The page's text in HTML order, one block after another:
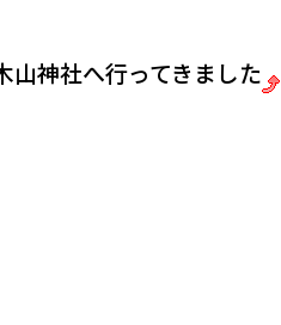
山神社へ行ってきました